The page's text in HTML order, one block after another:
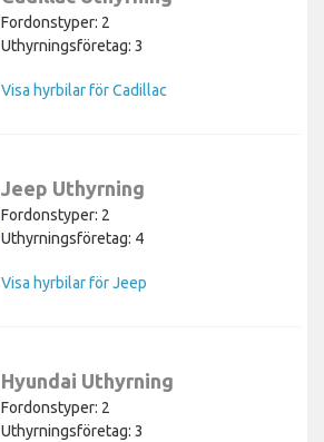
Fordonstyper: 2
Uthyrningsföretag: 3
Visa hyrbilar för Cadillac
Jeep Uthyrning
Fordonstyper: 2
Uthyrningsföretag: 4
Visa hyrbilar för Jeep
Hyundai Uthyrning
Fordonstyper: 2
Uthyrningsföretag: 3